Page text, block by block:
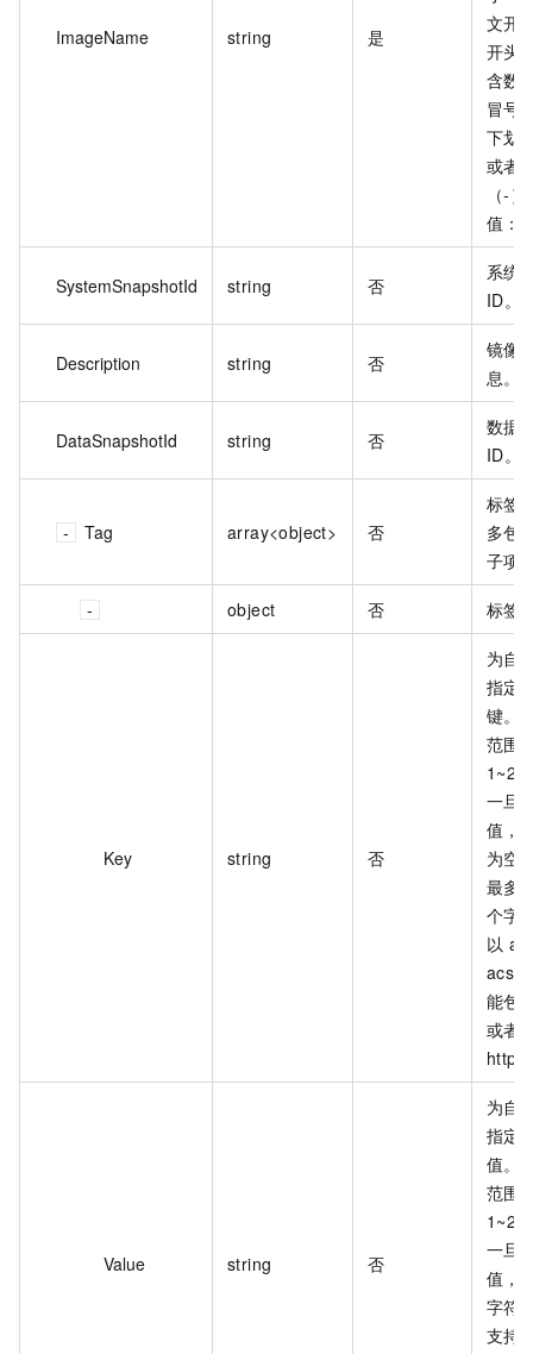
ImageName string 是
文开
开头
含数
冒号
下划
或者
（-
值：
SystemSnapshotId string 否
系统
ID。
Description string 否
镜像
息。
DataSnapshotId string 否
数据
ID。
Tag array<object> 否
标签
多包
子项
object 否 标签
Key string 否
为自
指定
键。
范围
1~20
一旦
值，
为空
最多
个字
以
acs:
能包
或者
Value string 否
为自
指定
值。
范围
1~20
一旦
值，
字符
支持